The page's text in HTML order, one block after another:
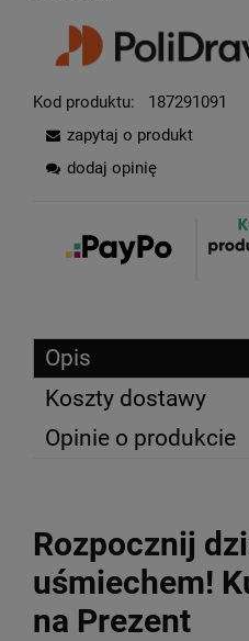
Kod produktu:
187291091
zapytaj o produkt
dodaj opinię
Opis
Koszty dostawy
Opinie o produkcie
Rozpocznij
uśmiechem!
na Prezent